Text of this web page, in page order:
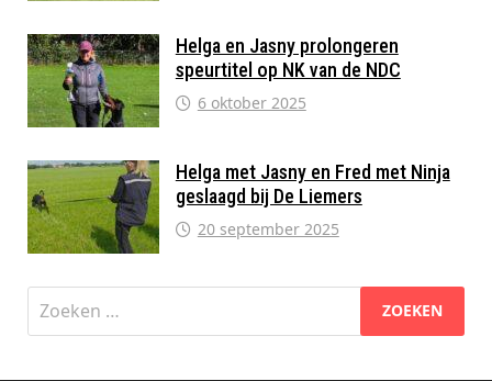
Helga en Jasny prolongeren
speurtitel op NK van de NDC
6 oktober 2025
Helga met Jasny en Fred met Ninja
geslaagd bij De Liemers
20 september 2025
Zoeken
naar: